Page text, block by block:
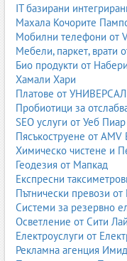
за да осигури
1.5. Оборудване за
Смяната на масла е
автосервизите. За нея се
пневматични
гравитационни
помпи за масло;
системи за
контейнери за
Професионалното
работа.
1.6. Оборудване за
Климатичните станции
обслужват климатични
IT базирани
Махала Кочорите
Мобилни телефони от
Мебели, паркет, врати
Био продукти от
Хамали Хари
Платове от
Пробиотици за
SEO услуги от Уеб Пиар
Пясъкоструене от AMV
Химическо чистене и
Геодезия от Мапкад
Експресни
Пътнически превози
Системи за резервно
Осветление от Сити
Електроуслуги от
Рекламна агенция